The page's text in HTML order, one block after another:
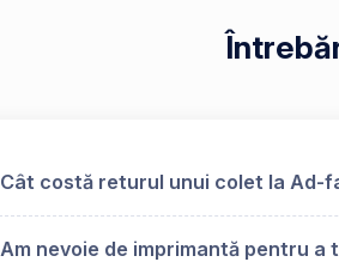
Cât costă returul unui colet la Ad-
Am nevoie de imprimantă pentru